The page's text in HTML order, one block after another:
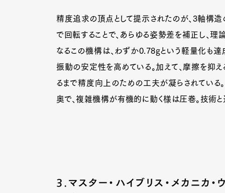
精度追求の頂点として提示されたのが、3軸構造
で回転することで、あらゆる姿勢差を補正し、
なるこの機構は、わずか0.78gという軽量化も達
振動の安定性を高めている。加えて、摩擦を抑
るまで精度向上のための工夫が凝らされている
奥で、複雑機構が有機的に動く様は圧巻。技術
3.マスター・ハイブリス・メカニカ・